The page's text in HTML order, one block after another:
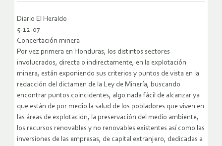
Diario El Heraldo
5-12-07
Concertación minera
Por vez primera en Honduras, los distintos sectores
involucrados, directa o indirectamente, en la explotación
minera, están exponiendo sus criterios y puntos de vista en la
redacción del dictamen de la Ley de Minería, buscando
encontrar puntos coincidentes, algo nada fácil de alcanzar ya
que están de por medio la salud de los pobladores que viven en
las áreas de explotación, la preservación del medio ambiente,
los recursos renovables y no renovables existentes así como las
inversiones de las empresas, de capital extranjero, dedicadas a